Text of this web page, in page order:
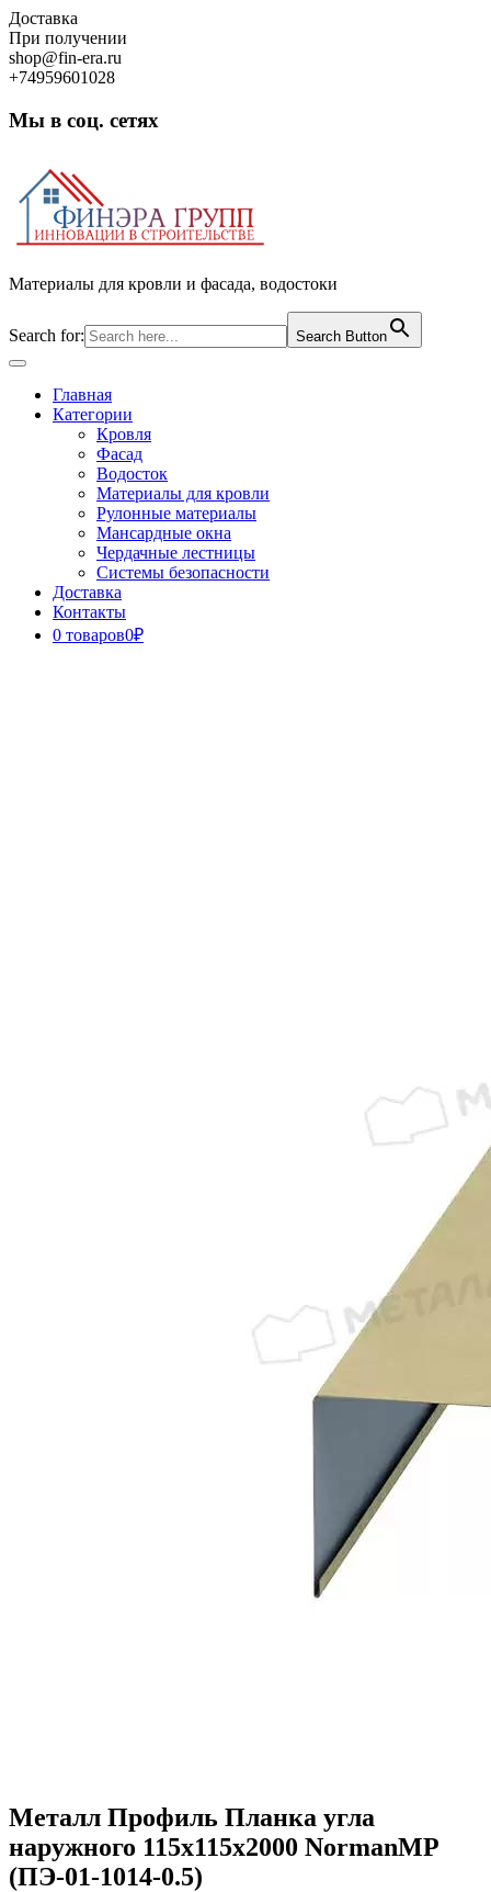
Skip
to
content
Доставка
При получении
shop@fin-era.ru
+74959601028
Мы в соц. сетях
Материалы для кровли и фасада, водостоки
Search for: Search Button
Open
ButtonГлавная
Категории
Кровля
Фасад
Водосток
Материалы для кровли
Рулонные материалы
Мансардные окна
Чердачные лестницы
Системы безопасности
Доставка
Контакты
0 товаров0₽
Металл Профиль Планка угла
наружного 115х115х2000 NormanMP
(ПЭ-01-1014-0.5)